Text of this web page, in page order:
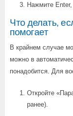
Нажмите Enter,
Что делать,
помогает
В крайнем случае
можно в
понадобится. Для
Откройте
ранее).